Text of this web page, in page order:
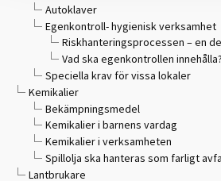
Autoklaver
Egenkontroll- hygienisk verksamhet
Riskhanteringsprocessen – en
Vad ska egenkontrollen innehålla?
Speciella krav för vissa lokaler
Kemikalier
Bekämpningsmedel
Kemikalier i barnens vardag
Kemikalier i verksamheten
Spillolja ska hanteras som farligt
Lantbrukare